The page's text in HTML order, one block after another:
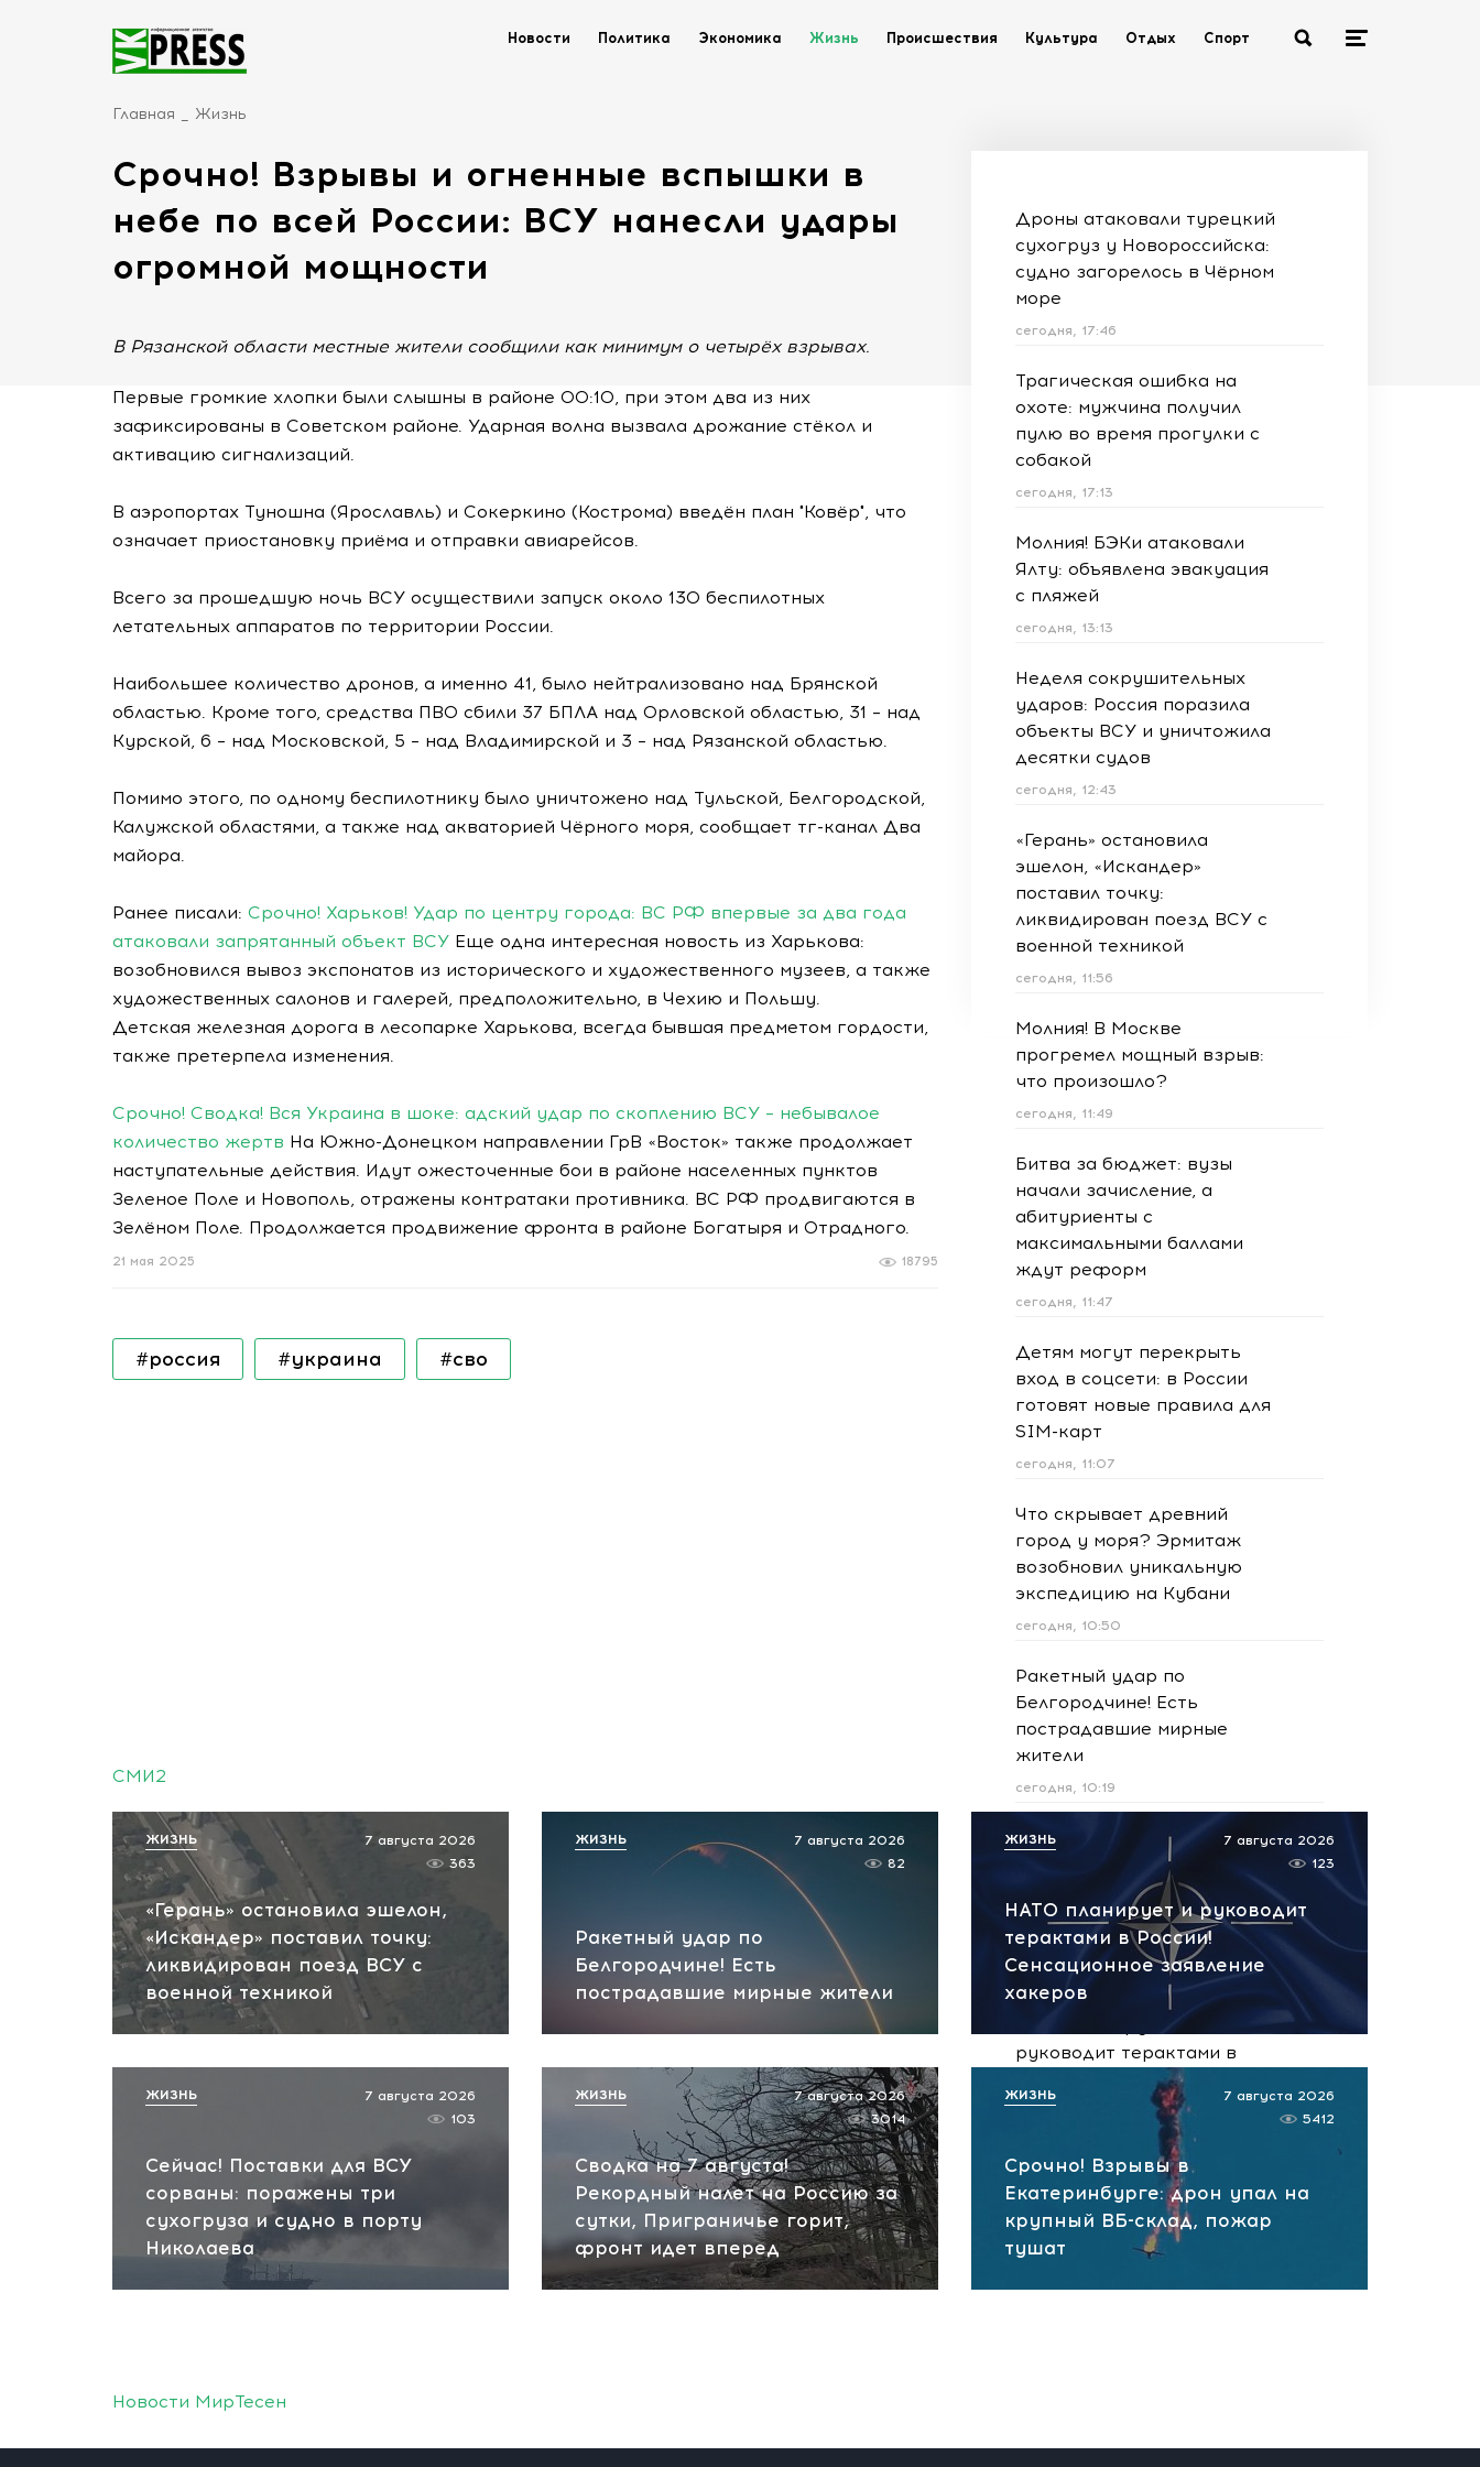
Новости Политика Экономика Жизнь Происшествия Культура Отдых Спорт
Главная Жизнь
Срочно! Взрывы и огненные вспышки в
небе по всей России: ВСУ нанесли удары
огромной мощности
В Рязанской области местные жители сообщили как минимум о четырёх взрывах.
Первые громкие хлопки были слышны в районе 00:10, при этом два из них
зафиксированы в Советском районе. Ударная волна вызвала дрожание стёкол и
активацию сигнализаций.
В аэропортах Туношна (Ярославль) и Сокеркино (Кострома) введён план "Ковёр", что
означает приостановку приёма и отправки авиарейсов.
Всего за прошедшую ночь ВСУ осуществили запуск около 130 беспилотных
летательных аппаратов по территории России.
Наибольшее количество дронов, а именно 41, было нейтрализовано над Брянской
областью. Кроме того, средства ПВО сбили 37 БПЛА над Орловской областью, 31 – над
Курской, 6 – над Московской, 5 – над Владимирской и 3 – над Рязанской областью.
Помимо этого, по одному беспилотнику было уничтожено над Тульской, Белгородской,
Калужской областями, а также над акваторией Чёрного моря, сообщает тг-канал Два
майора.
Ранее писали: Срочно! Харьков! Удар по центру города: ВС РФ впервые за два года
атаковали запрятанный объект ВСУ Еще одна интересная новость из Харькова:
возобновился вывоз экспонатов из исторического и художественного музеев, а также
художественных салонов и галерей, предположительно, в Чехию и Польшу.
Детская железная дорога в лесопарке Харькова, всегда бывшая предметом гордости,
также претерпела изменения.
Срочно! Сводка! Вся Украина в шоке: адский удар по скоплению ВСУ – небывалое
количество жертв На Южно-Донецком направлении ГрВ «Восток» также продолжает
наступательные действия. Идут ожесточенные бои в районе населенных пунктов
Зеленое Поле и Новополь, отражены контратаки противника. ВС РФ продвигаются в
Зелёном Поле. Продолжается продвижение фронта в районе Богатыря и Отрадного.
18795
21 мая 2025
#россия #украина #сво
Дроны атаковали турецкий
сухогруз у Новороссийска:
судно загорелось в Чёрном
море
сегодня, 17:46
Трагическая ошибка на
охоте: мужчина получил
пулю во время прогулки с
собакой
сегодня, 17:13
Молния! БЭКи атаковали
Ялту: объявлена эвакуация
с пляжей
сегодня, 13:13
Неделя сокрушительных
ударов: Россия поразила
объекты ВСУ и уничтожила
десятки судов
сегодня, 12:43
«Герань» остановила
эшелон, «Искандер»
поставил точку:
ликвидирован поезд ВСУ с
военной техникой
сегодня, 11:56
Молния! В Москве
прогремел мощный взрыв:
что произошло?
сегодня, 11:49
Битва за бюджет: вузы
начали зачисление, а
абитуриенты с
максимальными баллами
ждут реформ
сегодня, 11:47
Детям могут перекрыть
вход в соцсети: в России
готовят новые правила для
SIM-карт
сегодня, 11:07
Что скрывает древний
город у моря? Эрмитаж
возобновил уникальную
экспедицию на Кубани
сегодня, 10:50
Ракетный удар по
Белгородчине! Есть
пострадавшие мирные
жители
сегодня, 10:19
Срочно! В Геленджике и
Новороссийске громко -
работает ПВО:
рекомендуется уйти с
пляжей
сегодня, 10:13
НАТО планирует и
руководит терактами в
России! Сенсационное
заявление хакеров
СМИ2
«Герань» остановила эшелон,
«Искандер» поставил точку:
ликвидирован поезд ВСУ с
военной техникой
7 августа 2026
363
ЖИЗНЬ
Ракетный удар по
Белгородчине! Есть
пострадавшие мирные жители
7 августа 2026
82
ЖИЗНЬ
НАТО планирует и руководит
терактами в России!
Сенсационное заявление
хакеров
7 августа 2026
123
ЖИЗНЬ
Сейчас! Поставки для ВСУ
сорваны: поражены три
сухогруза и судно в порту
Николаева
7 августа 2026
103
ЖИЗНЬ
Сводка на 7 августа!
Рекордный налет на Россию за
сутки, Приграничье горит,
фронт идет вперед
7 августа 2026
3014
ЖИЗНЬ
Срочно! Взрывы в
Екатеринбурге: дрон упал на
крупный ВБ-склад, пожар
тушат
7 августа 2026
5412
ЖИЗНЬ
Новости МирТесен